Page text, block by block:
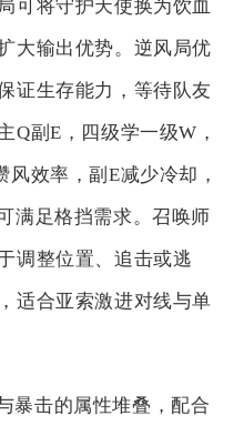
可将守护天使换为饮血
大输出优势。逆风局优
证生存能力，等待队友
Q副E，四级学一级W，
效率，副E减少冷却，
满足格挡需求。召唤师
调整位置、追击或逃
适合亚索激进对线与单
暴击的属性堆叠，配合